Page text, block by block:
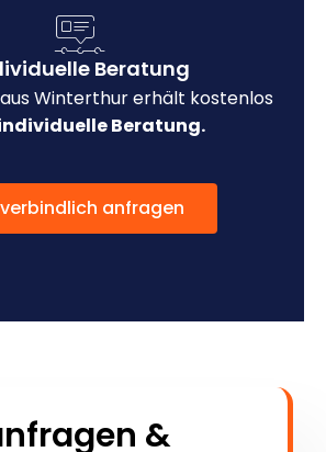
Beratung
Winterthur erhält kostenlos
Beratung.
anfragen
&